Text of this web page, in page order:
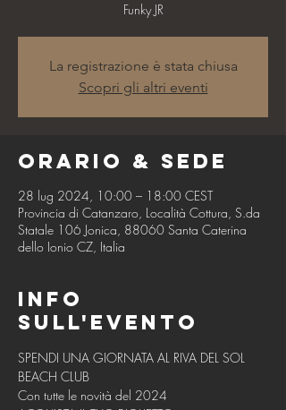
Funky JR
La registrazione è stata chiusa
Scopri gli altri eventi
Orario & Sede
28 lug 2024, 10:00 – 18:00 CEST
Provincia di Catanzaro, Località Cottura, S.da
Statale 106 Jonica, 88060 Santa Caterina
dello Ionio CZ, Italia
Info
sull'evento
SPENDI UNA GIORNATA AL RIVA DEL SOL
BEACH CLUB
Con tutte le novità del 2024